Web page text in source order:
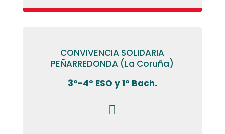
CONVIVENCIA SOLIDARIA
PEÑARREDONDA (La Coruña)
3º-4º ESO y 1º Bach.
